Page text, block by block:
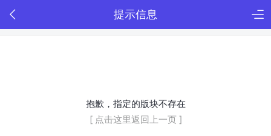
提示信息
抱歉，指定的版块不存在
[ 点击这里返回上一页 ]